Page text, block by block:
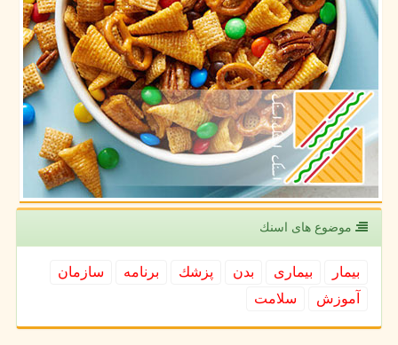
موضوع های اسنك
بیمار بیماری بدن پزشك برنامه
سازمان
آموزش
سلامت